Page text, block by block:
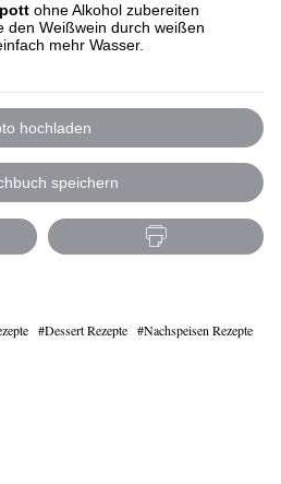
ohne Alkohol zubereiten
den Weißwein durch weißen
mehr Wasser.
hochladen
speichern
Dessert Rezepte
Nachspeisen Rezepte